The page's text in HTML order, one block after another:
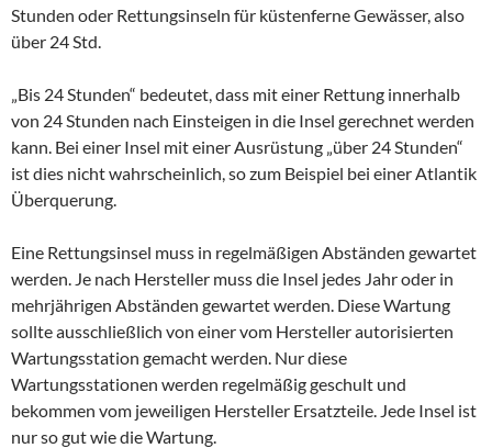
Stunden oder Rettungsinseln für küstenferne Gewässer, also
über 24 Std.
„Bis 24 Stunden“ bedeutet, dass mit einer Rettung innerhalb
von 24 Stunden nach Einsteigen in die Insel gerechnet werden
kann. Bei einer Insel mit einer Ausrüstung „über 24 Stunden“
ist dies nicht wahrscheinlich, so zum Beispiel bei einer Atlantik
Überquerung.
Eine Rettungsinsel muss in regelmäßigen Abständen gewartet
werden. Je nach Hersteller muss die Insel jedes Jahr oder in
mehrjährigen Abständen gewartet werden. Diese Wartung
sollte ausschließlich von einer vom Hersteller autorisierten
Wartungsstation gemacht werden. Nur diese
Wartungsstationen werden regelmäßig geschult und
bekommen vom jeweiligen Hersteller Ersatzteile. Jede Insel ist
nur so gut wie die Wartung.